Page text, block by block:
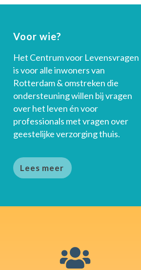
Voor wie?
Het Centrum voor Levensvragen
is voor alle inwoners van
Rotterdam & omstreken die
ondersteuning willen bij vragen
over het leven én voor
professionals met vragen over
geestelijke verzorging thuis.
Lees meer